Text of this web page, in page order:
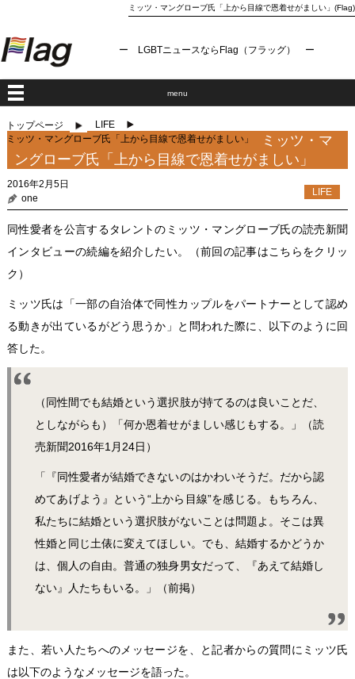
ミッツ・マングローブ氏「上から目線で恩着せがましい」(Flag)
ー LGBTニュースならFlag（フラッグ） ー
menu
トップページ
LIFE
ミッツ・マングローブ氏「上から目線で恩着せがましい」
ミッツ・マ
ングローブ氏「上から目線で恩着せがましい」
LIFE
2016年2月5日
one
同性愛者を公言するタレントのミッツ・マングローブ氏の読売新聞
インタビューの続編を紹介したい。（前回の記事はこちらをクリッ
ク ）
ミッツ氏は「一部の自治体で同性カップルをパートナーとして認め
る動きが出ているがどう思うか」と問われた際に、以下のように回
答した。
（同性間でも結婚という選択肢が持てるのは良いことだ、
としながらも）「何か恩着せがましい感じもする。」（読
売新聞2016年1月24日）
「『同性愛者が結婚できないのはかわいそうだ。だから認
めてあげよう』という“上から目線”を感じる。もちろん、
私たちに結婚という選択肢がないことは問題よ。そこは異
性婚と同じ土俵に変えてほしい。でも、結婚するかどうか
は、個人の自由。普通の独身男女だって、『あえて結婚し
ない』人たちもいる。」（前掲）
また、若い人たちへのメッセージを、と記者からの質問にミッツ氏
は以下のようなメッセージを語った。